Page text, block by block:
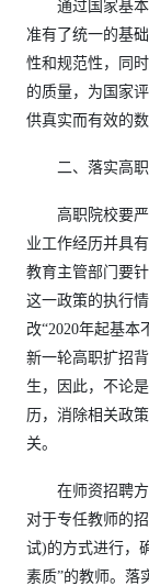
通过国家基
准有了统一的基
性和规范性，同
的质量，为国家
供真实而有效的数
二、落实高
高职院校要
业工作经历并具
教育主管部门要
这一政策的执行
改“2020年起基
新一轮高职扩招
生，因此，不论
历，消除相关政
关。
在师资招聘
对于专任教师的
试)的方式进行，
素质”的教师。落